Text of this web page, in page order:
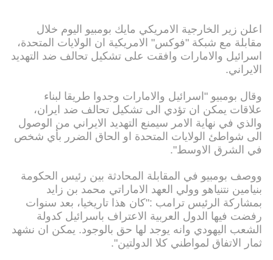
اعلن زير الخارجية الامريكي مايك بومبيو اليوم خلال
مقابلة مع شبكة "فوكس" الامريكية ان الولايات المتحدة،
اسرائيل والامارات وافقت على تشكيل تحالف ضد التهديد
الايراني.
وقال بومبيو "اسرائيل والامارات وجدوا طريقا لبناء
علاقات يمكن ان تؤدي الى تشكيل تحالف ضد ايران،
والذي في نهاية الامر سيمنع التهديد الايراني من الوصول
الى شواطئ الولايات المتحدة او الحاق الضرر بأي شخص
في الشرق الاوسط".
ووصف بومبيو في المقابلة المحادثة بين رئيس الحكومة
بنيامين نتنياهو وولي العهد الاماراتي محمد بن زايد
بمشاركة الرئيس ترامب :"كان هذا تاريخيا، بعد سنوات
رفضت فيها الدول العربية الاعتراف باسرائيل كدولة
الشعب اليهودي وانه يوجد لها حق بالوجود. يمكن ان نشهد
ثمار الاتفاق لمواطني كلا الدولتين".